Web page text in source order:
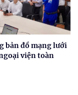
bản đồ mạng lưới
viện toàn